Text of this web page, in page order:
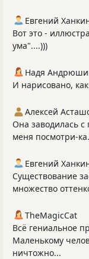
Евгений
Вот это -
ума"....)))
Надя
И нарисовано,
Алексей
Она заводилась
меня посмотри-
Евгений
Существование
множество
TheMagicCat
Всё гениальное
Маленькому
ничтожно...